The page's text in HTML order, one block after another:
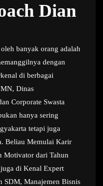
Dian
banyak orang adalah
dengan
di berbagai
Dinas
Corporate Swasta
hanya sering
tetapi juga
Beliau Memulai Karir
Motivator dari Tahun
di Kenal Expert
SDM, Manajemen Bisnis